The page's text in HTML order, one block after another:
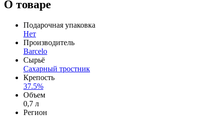
О товаре
Подарочная упаковка
Нет
Производитель
Barcelo
Сырьё
Сахарный тростник
Крепость
37.5%
Объем
0,7 л
Регион